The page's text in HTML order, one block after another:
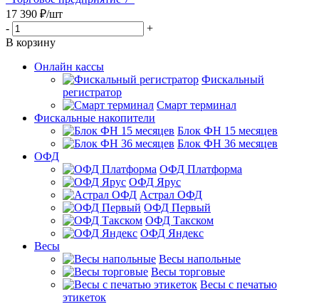
17 390 ₽/шт
-
+
В корзину
Онлайн кассы
Фискальный
регистратор
Смарт терминал
Фискальные накопители
Блок ФН 15 месяцев
Блок ФН 36 месяцев
ОФД
ОФД Платформа
ОФД Ярус
Астрал ОФД
ОФД Первый
ОФД Такском
ОФД Яндекс
Весы
Весы напольные
Весы торговые
Весы с печатью
этикеток